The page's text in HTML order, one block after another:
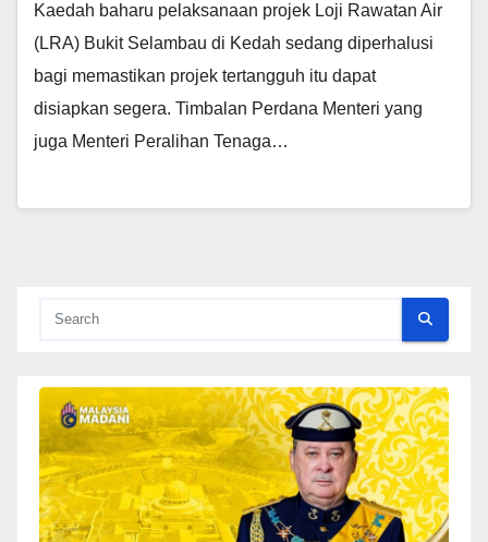
Kaedah baharu pelaksanaan projek Loji Rawatan Air
(LRA) Bukit Selambau di Kedah sedang diperhalusi
bagi memastikan projek tertangguh itu dapat
disiapkan segera. Timbalan Perdana Menteri yang
juga Menteri Peralihan Tenaga…